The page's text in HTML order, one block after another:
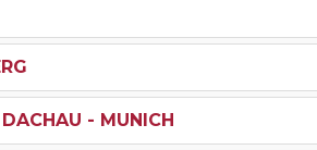
- MUNICH